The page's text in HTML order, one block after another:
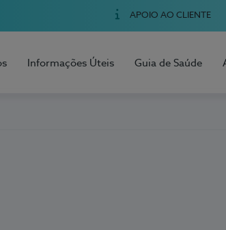
APOIO AO CLIENTE
Informações Úteis Guia de Saúde